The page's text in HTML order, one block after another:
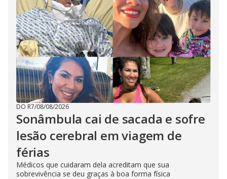
DO R7/08/08/2026
Sonâmbula cai de sacada e sofre
lesão cerebral em viagem de
férias
Médicos que cuidaram dela acreditam que sua
sobrevivência se deu graças à boa forma física